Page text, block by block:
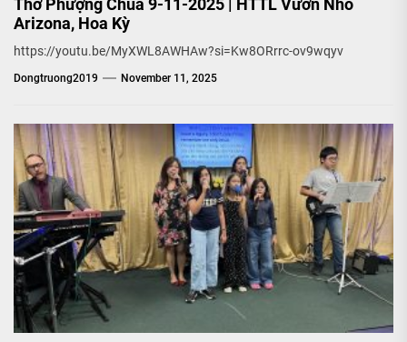
Thờ Phượng Chúa 9-11-2025 | HTTL Vườn Nho
Arizona, Hoa Kỳ
https://youtu.be/MyXWL8AWHAw?si=Kw8ORrrc-ov9wqyv
Dongtruong2019 November 11, 2025